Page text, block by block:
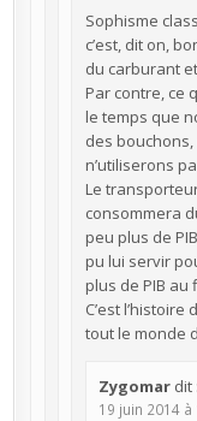
Sophisme
c’est, dit on,
du carburant
Par contre, ce
le temps que
des bouchons,
n’utiliserons
Le
consommera
peu plus de
pu lui servir
plus de PIB au
C’est
tout le monde
Zygomar dit :
19 juin 2014 à